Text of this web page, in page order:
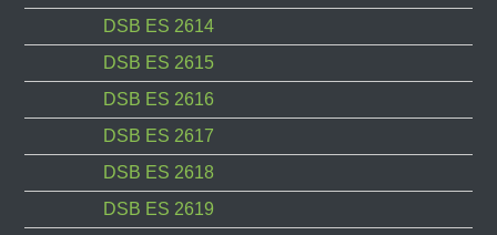
DSB ES 2614
DSB ES 2615
DSB ES 2616
DSB ES 2617
DSB ES 2618
DSB ES 2619